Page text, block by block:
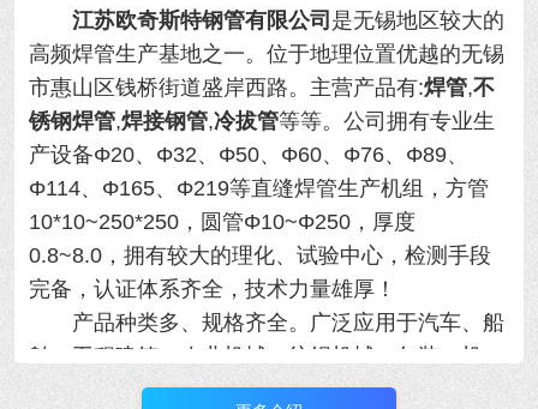
江苏欧奇斯特钢管有限公司 是无锡地区较大的
高频焊管生产基地之一。位于地理位置优越的无锡
市惠山区钱桥街道盛岸西路。主营产品有:焊管,不
锈钢焊管,焊接钢管,冷拔管等等。 公司拥有专业生
产设备Φ20、Φ32、Φ50、Φ60、Φ76、Φ89、
Φ114、Φ165、Φ219等直缝焊管生产机组，方管
10*10~250*250，圆管Φ10~Φ250，厚度
0.8~8.0，拥有较大的理化、试验中心，检测手段
完备，认证体系齐全，技术力量雄厚！
产品种类多、规格齐全。广泛应用于汽车、船
舶、工程建筑、农业机械、纺织机械、包装、机
械、制冷设备等行业，年产量大！用于各类精密机